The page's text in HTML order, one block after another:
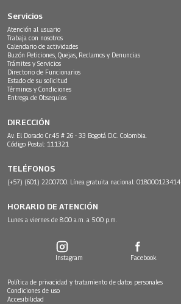
Servicios
Atención al usuario
Trabaja con nosotros
Calendario de actividades
Buzón Peticiones, Quejas, Reclamos y Denuncias
Trámites y Servicios
Directorio de Funcionarios
Estado de su solicitud
Términos y Condiciones
Entrega de Obsequios
DIRECCIÓN
Av. El Dorado Cr.45 # 26 - 33 Bogotá D.C. Colombia.
Código Postal: 111321
TELÉFONOS
(+57) (601) 2200700. Línea gratuita nacional: 018000123414
HORARIO DE ATENCIÓN
Lunes a viernes de 8:00 a.m. a 5:00 p.m.
Instagram Facebook
Política de privacidad y tratamiento de datos personales
Condiciones de uso
Accesibilidad